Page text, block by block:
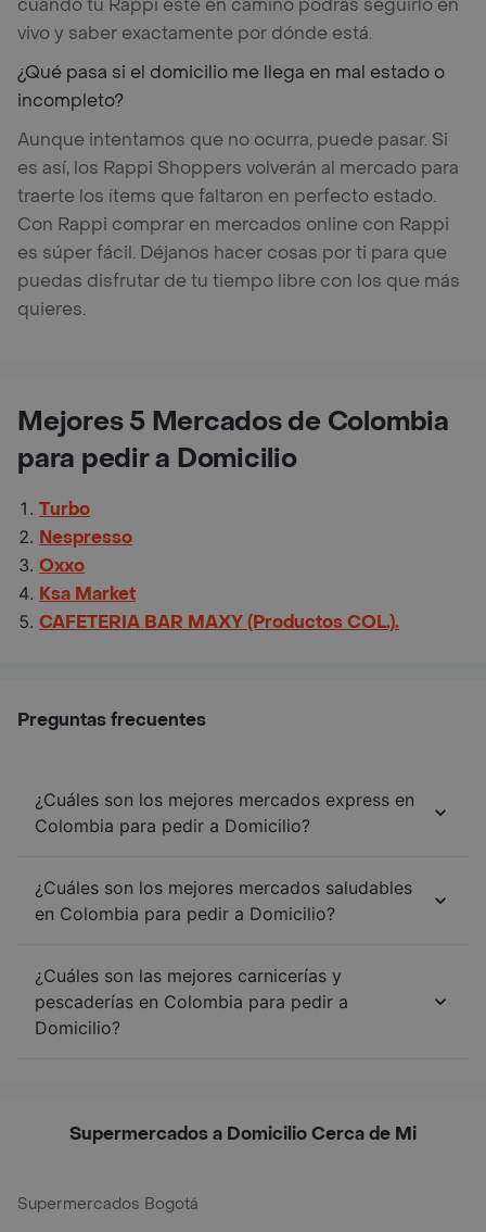
cuando tu Rappi esté en camino podrás seguirlo en
vivo y saber exactamente por dónde está.
¿Qué pasa si el domicilio me llega en mal estado o
incompleto?
Aunque intentamos que no ocurra, puede pasar. Si
es así, los Rappi Shoppers volverán al mercado para
traerte los ítems que faltaron en perfecto estado.
Con Rappi comprar en mercados online con Rappi
es súper fácil. Déjanos hacer cosas por ti para que
puedas disfrutar de tu tiempo libre con los que más
quieres.
Mejores 5 Mercados de Colombia
para pedir a Domicilio
Turbo
Nespresso
Oxxo
Ksa Market
CAFETERIA BAR MAXY (Productos COL.).
Preguntas frecuentes
¿Cuáles son los mejores mercados express en
Colombia para pedir a Domicilio?
¿Cuáles son los mejores mercados saludables
en Colombia para pedir a Domicilio?
¿Cuáles son las mejores carnicerías y
pescaderías en Colombia para pedir a
Domicilio?
Supermercados a Domicilio Cerca de Mi
Supermercados Bogotá